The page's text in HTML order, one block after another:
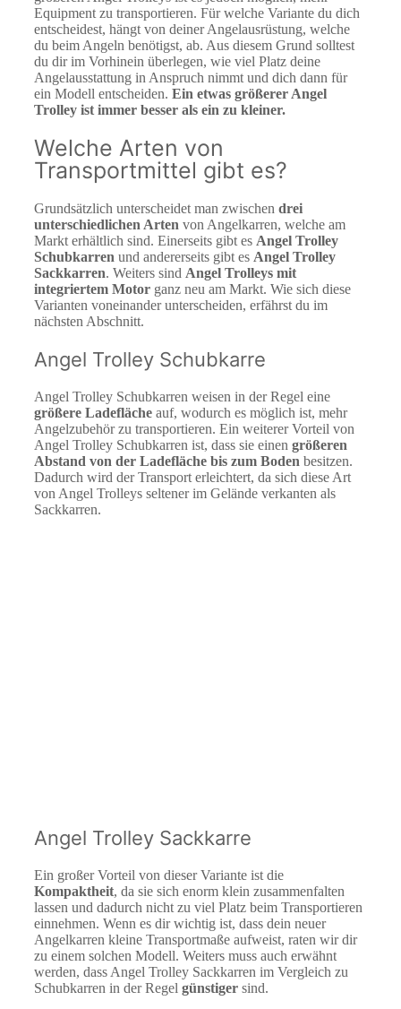
Equipment zu transportieren. Für welche Variante du dich
entscheidest, hängt von deiner Angelausrüstung, welche
du beim Angeln benötigst, ab. Aus diesem Grund solltest
du dir im Vorhinein überlegen, wie viel Platz deine
Angelausstattung in Anspruch nimmt und dich dann für
ein Modell entscheiden. Ein etwas größerer Angel
Trolley ist immer besser als ein zu kleiner.
Welche Arten von
Transportmittel gibt es?
Grundsätzlich unterscheidet man zwischen drei
unterschiedlichen Arten von Angelkarren, welche am
Markt erhältlich sind. Einerseits gibt es Angel Trolley
Schubkarren und andererseits gibt es Angel Trolley
Sackkarren. Weiters sind Angel Trolleys mit
integriertem Motor ganz neu am Markt. Wie sich diese
Varianten voneinander unterscheiden, erfährst du im
nächsten Abschnitt.
Angel Trolley Schubkarre
Angel Trolley Schubkarren weisen in der Regel eine
größere Ladefläche auf, wodurch es möglich ist, mehr
Angelzubehör zu transportieren. Ein weiterer Vorteil von
Angel Trolley Schubkarren ist, dass sie einen größeren
Abstand von der Ladefläche bis zum Boden besitzen.
Dadurch wird der Transport erleichtert, da sich diese Art
von Angel Trolleys seltener im Gelände verkanten als
Sackkarren.
Angel Trolley Sackkarre
Ein großer Vorteil von dieser Variante ist die
Kompaktheit, da sie sich enorm klein zusammenfalten
lassen und dadurch nicht zu viel Platz beim Transportieren
einnehmen. Wenn es dir wichtig ist, dass dein neuer
Angelkarren kleine Transportmaße aufweist, raten wir dir
zu einem solchen Modell. Weiters muss auch erwähnt
werden, dass Angel Trolley Sackkarren im Vergleich zu
Schubkarren in der Regel günstiger sind.